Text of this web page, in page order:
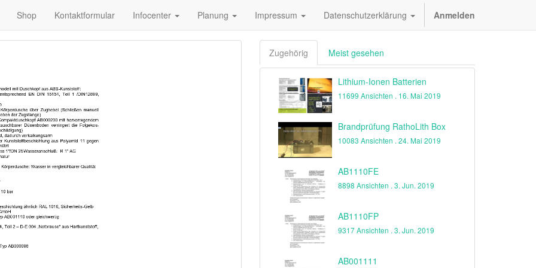
Shop Kontaktformular Infocenter Planung Impressum Datenschutzerklärung Anmelden
Zugehörig Meist gesehen
Lithium-Ionen Batterien
11699 Ansichten . 16. Mai 2019
Brandprüfung RathoLith Box
10083 Ansichten . 24. Mai 2019
AB1110FE
8898 Ansichten . 3. Jun. 2019
AB1110FP
9317 Ansichten . 3. Jun. 2019
AB001111